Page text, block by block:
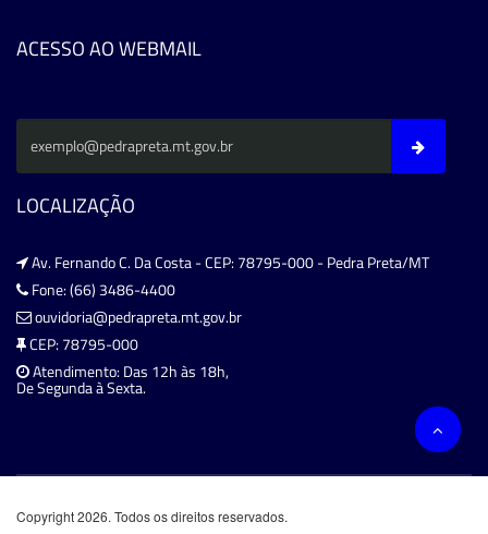
ACESSO AO WEBMAIL
LOCALIZAÇÃO
Av. Fernando C. Da Costa - CEP: 78795-000 - Pedra Preta/MT
Fone: (66) 3486-4400
ouvidoria@pedrapreta.mt.gov.br
CEP: 78795-000
Atendimento: Das 12h às 18h,
De Segunda à Sexta.
Copyright 2026. Todos os direitos reservados.